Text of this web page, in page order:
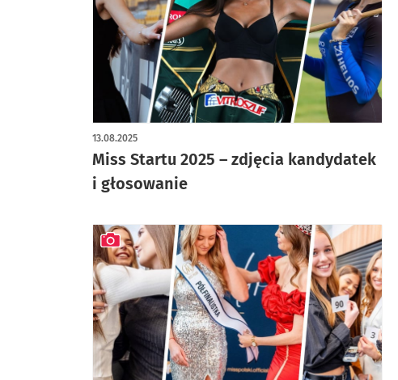
Miss Startu 2025 – zdjęcia kandydatek
i głosowanie
13.08.2025
artykuł z galerią zdjęć